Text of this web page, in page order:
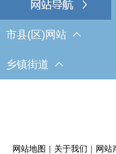
市县(区)网站
乡镇街道
网站地图 | 关于我们 | 网站